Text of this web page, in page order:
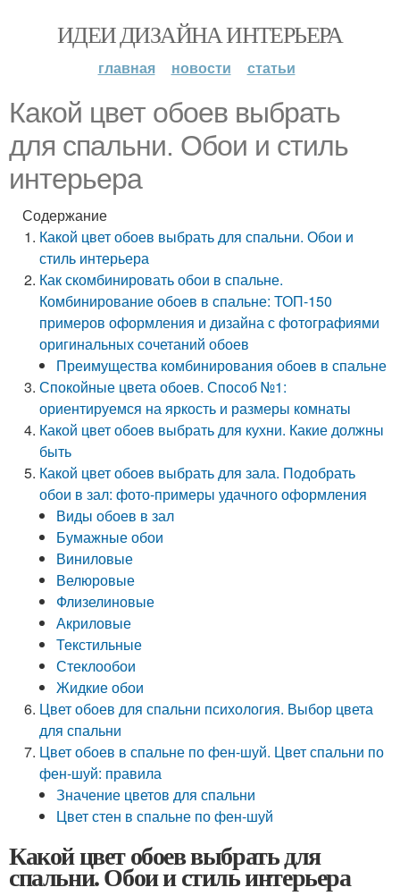
ИДЕИ ДИЗАЙНА ИНТЕРЬЕРА
главная новости статьи
Какой цвет обоев выбрать
для спальни. Обои и стиль
интерьера
Содержание
Какой цвет обоев выбрать для спальни. Обои и
стиль интерьера
Как скомбинировать обои в спальне.
Комбинирование обоев в спальне: ТОП-150
примеров оформления и дизайна с фотографиями
оригинальных сочетаний обоев
Преимущества комбинирования обоев в спальне
Спокойные цвета обоев. Способ №1:
ориентируемся на яркость и размеры комнаты
Какой цвет обоев выбрать для кухни. Какие должны
быть
Какой цвет обоев выбрать для зала. Подобрать
обои в зал: фото-примеры удачного оформления
Виды обоев в зал
Бумажные обои
Виниловые
Велюровые
Флизелиновые
Акриловые
Текстильные
Стеклообои
Жидкие обои
Цвет обоев для спальни психология. Выбор цвета
для спальни
Цвет обоев в спальне по фен-шуй. Цвет спальни по
фен-шуй: правила
Значение цветов для спальни
Цвет стен в спальне по фен-шуй
Какой цвет обоев выбрать для
спальни. Обои и стиль интерьера